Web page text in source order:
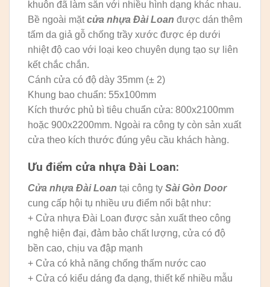
khuôn đã làm sẵn với nhiều hình dạng khác nhau.
Bề ngoài mặtcửa nhựa Đài Loan được dán thêm
tấm da giả gỗ chống trầy xước được ép dưới
nhiệt độ cao với loại keo chuyên dụng tạo sự liên
kết chắc chắn.
Cánh cửa có độ dày 35mm (± 2)
Khung bao chuẩn: 55x100mm
Kích thước phủ bì tiêu chuẩn cửa: 800x2100mm
hoặc 900x2200mm. Ngoài ra công ty còn sản xuất
cửa theo kích thước đúng yêu cầu khách hàng.
Ưu điểm cửa nhựa Đài Loan:
Cửa nhựa Đài Loan tại công ty Sài Gòn Door
cung cấp hội tụ nhiều ưu điểm nổi bật như:
+ Cửa nhựa Đài Loan được sản xuất theo công
nghệ hiện đại, đảm bảo chất lượng, cửa có độ
bền cao, chịu va đập mạnh
+ Cửa có khả năng chống thấm nước cao
+ Cửa có kiểu dáng đa dạng, thiết kế nhiều mẫu